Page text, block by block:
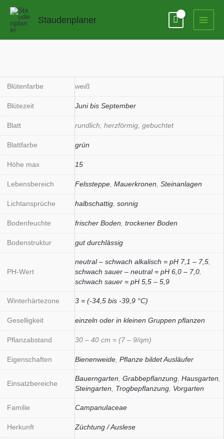
Zum
springen
Staudenplaner
Blütenfarbe weiß
Blütezeit Juni bis September
Blatt rundlich, herzförmig, gebuchtet
Blattfarbe grün
Höhe max 15
Lebensbereich Felssteppe Mauerkronen Steinanlagen
Lichtansprüche halbschattig sonnig
Bodenfeuchte frischer Boden trockener Boden
Bodenstruktur gut durchlässig
PH-Wert
neutral – schwach alkalisch = pH 7,1 – 7,5
schwach sauer – neutral = pH 6,0 – 7,0
schwach sauer = pH 5,5 – 5,9
Winterhärtezone 3 = (-34,5 bis -39,9 °C)
Geselligkeit einzeln oder in kleinen Gruppen pflanzen
Pflanzabstand 30 – 40 cm = (7 – 9/qm)
Eigenschaften Bienenweide Pflanze bildet Ausläufer
Einsatzbereiche
Bauerngarten Grabbepflanzung Hausgarten
Steingarten
Trogbepflanzung Vorgarten
Familie Campanulaceae
Herkunft Züchtung / Auslese